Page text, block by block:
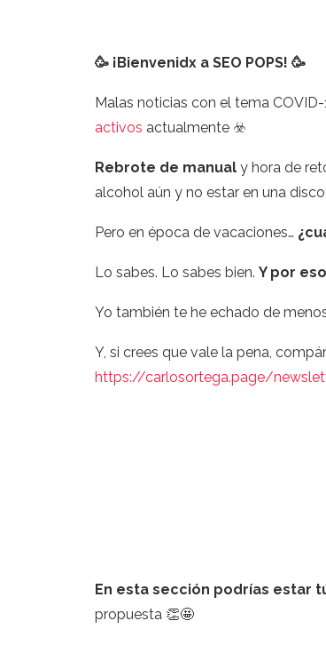
🥳 ¡Bienvenidx a SEO POPS! 🥳
Malas noticias con el tema COVID-
activos actualmente ☣️
Rebrote de manual y hora de
alcohol aún y no estar en una
Pero en época de vacaciones…
Lo sabes. Lo sabes bien. Y por
Yo también te he echado de
Y, si crees que vale la pena,
https://carlosortega.page/
En esta sección podrías estar
propuesta 👏🤩